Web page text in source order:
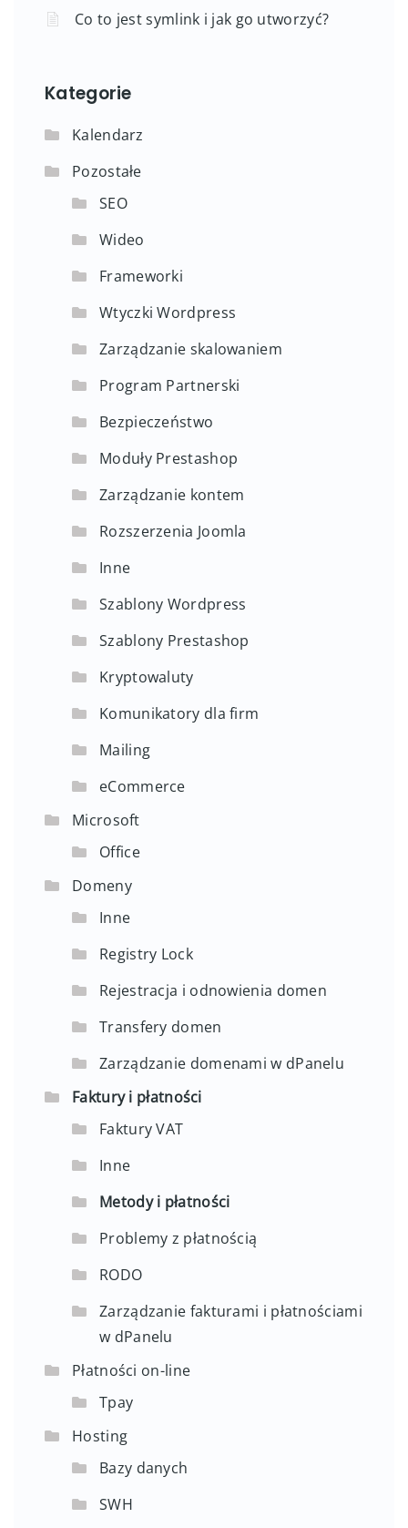
Co to jest symlink i jak go utworzyć?
Kategorie
Kalendarz
Pozostałe
SEO
Wideo
Frameworki
Wtyczki Wordpress
Zarządzanie skalowaniem
Program Partnerski
Bezpieczeństwo
Moduły Prestashop
Zarządzanie kontem
Rozszerzenia Joomla
Inne
Szablony Wordpress
Szablony Prestashop
Kryptowaluty
Komunikatory dla firm
Mailing
eCommerce
Microsoft
Office
Domeny
Inne
Registry Lock
Rejestracja i odnowienia domen
Transfery domen
Zarządzanie domenami w dPanelu
Faktury i płatności
Faktury VAT
Inne
Metody i płatności
Problemy z płatnością
RODO
Zarządzanie fakturami i płatnościami
w dPanelu
Płatności on-line
Tpay
Hosting
Bazy danych
SWH